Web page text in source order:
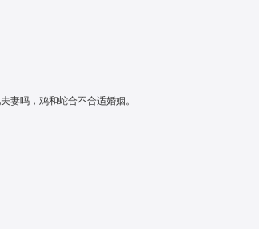
妻吗，鸡和蛇合不合适婚姻。